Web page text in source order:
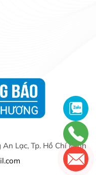
Lạc, Tp. Hồ Chí Minh